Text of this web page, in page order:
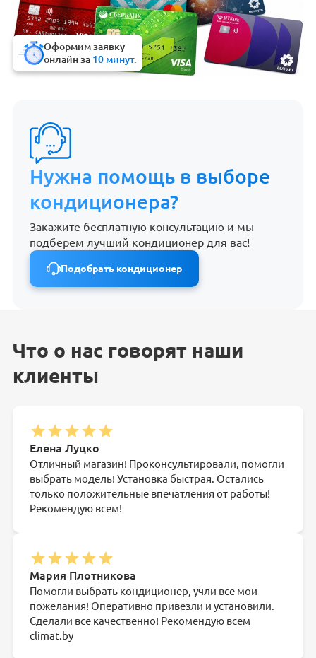
Оформим заявку
онлайн за 10 минут.
Нужна помощь в выборе
кондиционера?
Закажите бесплатную консультацию и мы
подберем лучший кондиционер для вас!
Подобрать кондиционер
Что о нас говорят наши
клиенты
Елена Луцко
Отличный магазин! Проконсультировали, помогли
выбрать модель! Установка быстрая. Остались
только положительные впечатления от работы!
Рекомендую всем!
Мария Плотникова
Помогли выбрать кондиционер, учли все мои
пожелания! Оперативно привезли и установили.
Сделали все качественно! Рекомендую всем
climat.by